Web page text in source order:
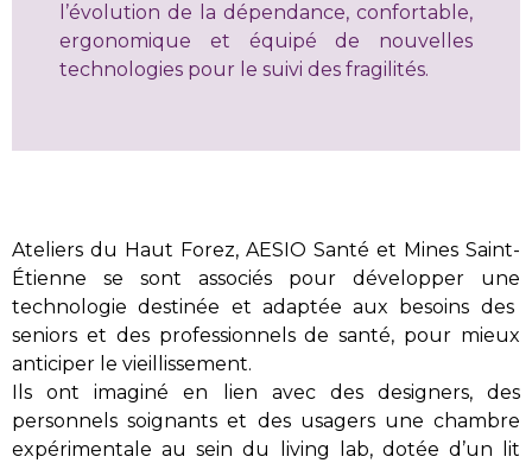
l’évolution de la dépendance, confortable,
ergonomique et
équipé de nouvelles
technologies pour le suivi des fragilités.
Ateliers du Haut Forez, AESIO Santé et Mines Saint-
Étienne se sont associés pour développer une
technologie destinée et adaptée aux besoins des
seniors et des professionnels de santé, pour mieux
anticiper le vieillissement.
Ilsont imaginéen lien avecdes designers, des
personnels soignants et des usagersune chambre
expérimentale au sein du living
lab, dotée d’un lit